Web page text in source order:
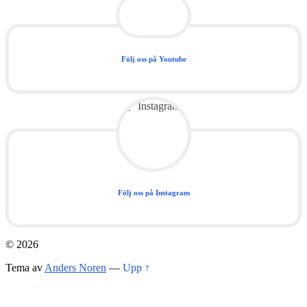
Följ oss på Youtube
Följ oss på Instagram
© 2026
Tema av Anders Noren — Upp ↑